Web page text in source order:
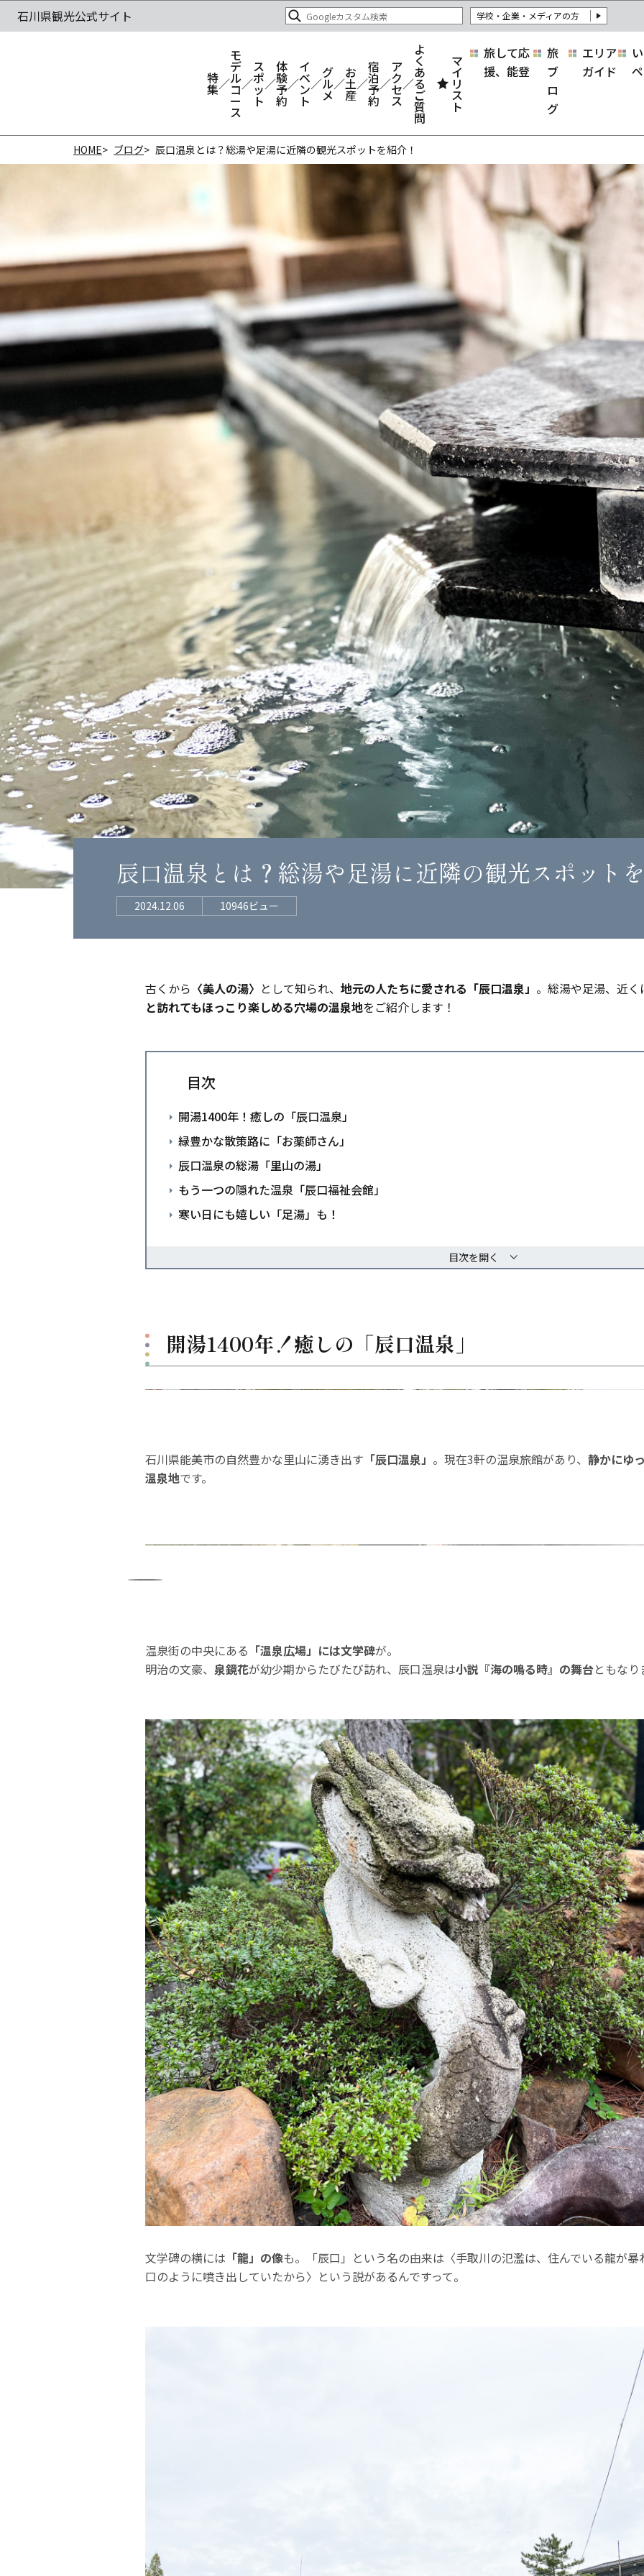
学校・企業・メディアの方
特
集
モ
デ
ル
コ
ー
ス
ス
ポ
ッ
ト
体
験
予
約
イ
ベ
ン
ト
グ
ル
メ
お
土
産
宿
泊
予
約
ア
ク
セ
ス
よ
く
あ
る
ご
質
問
マ
イ
リ
ス
ト
旅して応
援、能登
旅
ブ
ロ
グ
エリア
ガイド
HOME ブログ 辰口温泉とは？総湯や足湯に近隣の観光スポットを紹介！
辰口温泉とは？総湯や足湯に近隣の観光スポット
2024.12.06 10946ビュー
古くから 〈美人の湯〉 として知られ、 地元の人たちに愛される「辰口温泉」 。総湯や足湯、近
と訪れてもほっこり楽しめる穴場の温泉地をご紹介します！
目次
開湯1400年！癒しの「辰口温泉」
緑豊かな散策路に「お薬師さん」
辰口温泉の総湯「里山の湯」
もう一つの隠れた温泉「辰口福祉会館」
寒い日にも嬉しい「足湯」も！
目次を開く
開湯1400年！癒しの「辰口温泉」
石川県能美市の自然豊かな里山に湧き出す 「辰口温泉」 。現在3軒の温泉旅館があり、 静かにゆ
温泉地です。
温泉街の中央にある 「温泉広場」 には文学碑が。
明治の文豪、 泉鏡花が幼少期からたびたび訪れ、辰口温泉は小説『海の鳴る時』の舞台ともな
文学碑の横には 「龍」の像も。「辰口」という名の由来は〈手取川の氾濫は、住んでいる龍が
口のように噴き出していたから〉という説があるんですって。